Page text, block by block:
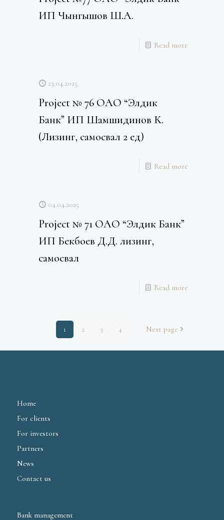
ИП Чынгышов Ш.А.
Read more
23.04.2025
Project № 76 ОАО “Элдик
Банк” ИП Шамшидинов К.
(Лизинг, самосвал 2 ед)
Read more
04.04.2025
Project № 71 ОАО “Элдик Банк”
ИП Бекбоев Д.Д. лизинг,
самосвал
Read more
1 2 3 4 Next page
Home
For clients
For investors
Partners
News
Contact us
Bank management